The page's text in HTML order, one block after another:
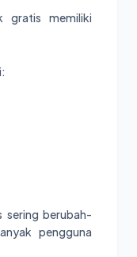
gratis memiliki
sering berubah-
pengguna